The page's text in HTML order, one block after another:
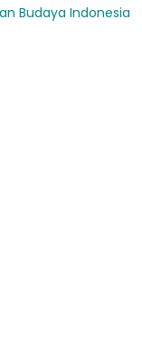
Budaya Indonesia